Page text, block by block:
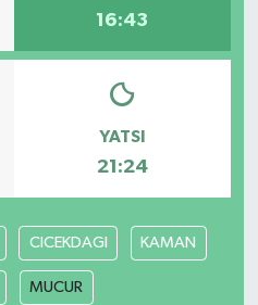
16:43
YATSI
21:24
CICEKDAGI KAMAN
MUCUR